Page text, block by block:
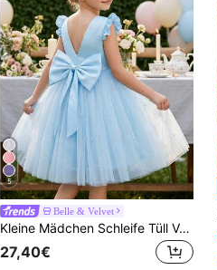
5
Belle & Velvet
Kleine Mädchen Schleife Tüll Valentinstag Partykleid Prinzessinnenkleid geeignet für Kindergeburtstagsparty Blumenmädchen Hochzeit Abschlussball Party wichtige Anlässe Feiertagsfeier
27,40€